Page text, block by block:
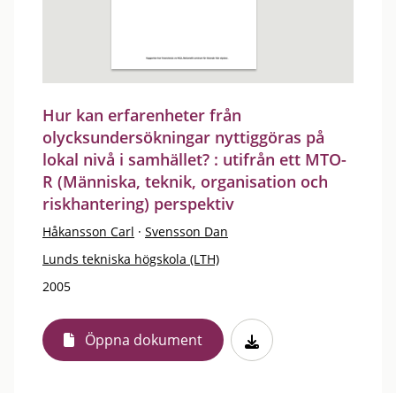
Hur kan erfarenheter från
olycksundersökningar nyttiggöras på
lokal nivå i samhället? : utifrån ett MTO-
R (Människa, teknik, organisation och
riskhantering) perspektiv
Håkansson Carl · Svensson Dan
Lunds tekniska högskola (LTH)
2005
Öppna dokument